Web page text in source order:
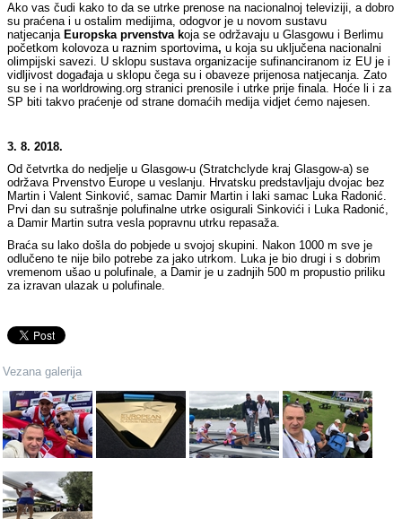
Ako vas čudi kako to da se utrke prenose na nacionalnoj televiziji, a dobro
su praćena i u ostalim medijima, odogvor je u novom sustavu
natjecanja Europska prvenstva koja se održavaju u Glasgowu i Berlimu
početkom kolovoza u raznim sportovima,u koja su uključena nacionalni
olimpijski savezi. U sklopu sustava organizacije sufinanciranom iz EU je i
vidljivost događaja u sklopu čega su i obaveze prijenosa natjecanja. Zato
su se i na worldrowing.org stranici prenosile i utrke prije finala. Hoće li i za
SP biti takvo praćenje od strane domaćih medija vidjet ćemo najesen.
3. 8. 2018.
Od četvrtka do nedjelje u Glasgow-u (Stratchclyde kraj Glasgow-a) se
održava Prvenstvo Europe u veslanju. Hrvatsku predstavljaju dvojac bez
Martin i Valent Sinković, samac Damir Martin i laki samac Luka Radonić.
Prvi dan su sutrašnje polufinalne utrke osigurali Sinkovići i Luka Radonić,
a Damir Martin sutra vesla popravnu utrku repasaža.
Braća su lako došla do pobjede u svojoj skupini. Nakon 1000 m sve je
odlučeno te nije bilo potrebe za jako utrkom. Luka je bio drugi i s dobrim
vremenom ušao u polufinale, a Damir je u zadnjih 500 m propustio priliku
za izravan ulazak u polufinale.
Vezana galerija